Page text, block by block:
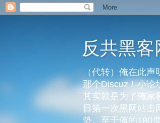
反共黑
（代转）俺在此
那个Discuz！小论
其实就是为了俺家
日第一次黑网站击
势。至于俺的180